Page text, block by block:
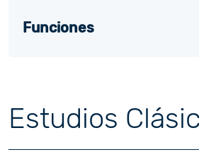
Funciones
Estudios